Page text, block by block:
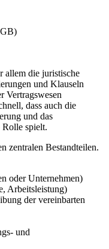
allem die juristische
und Klauseln
Vertragswesen
dass auch die
und das
Rolle spielt.
zentralen Bestandteilen.
oder Unternehmen)
Arbeitsleistung)
der vereinbarten
und